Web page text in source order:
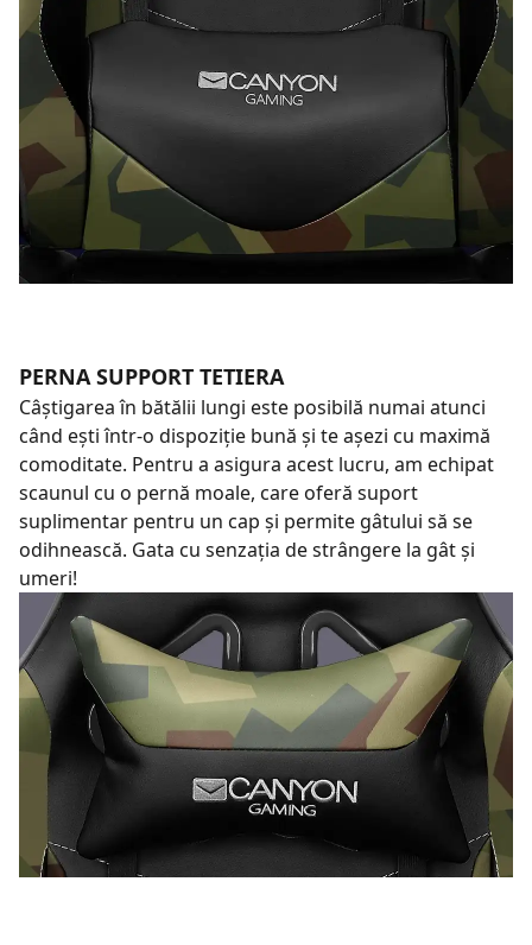
PERNA SUPPORT TETIERA
Câștigarea în bătălii lungi este posibilă numai atunci
când ești într-o dispoziție bună și te așezi cu maximă
comoditate. Pentru a asigura acest lucru, am echipat
scaunul cu o pernă moale, care oferă suport
suplimentar pentru un cap și permite gâtului să se
odihnească. Gata cu senzația de strângere la gât și
umeri!